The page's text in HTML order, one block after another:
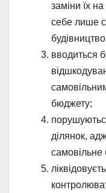
заміни їх
себе лише
вводиться
бюджету;
ділянок,
самовільне